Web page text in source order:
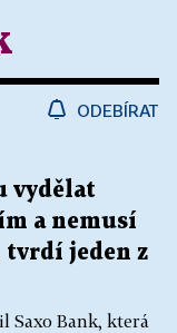
ODEBÍRAT
vydělat
a nemusí
tvrdí jeden z
Saxo Bank, která